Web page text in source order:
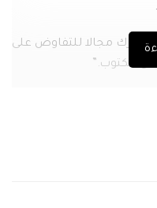
سيترك مجالا للتفاوض على
مكتوب.”